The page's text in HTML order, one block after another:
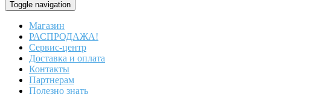
Toggle navigation
Магазин
РАСПРОДАЖА!
Сервис-центр
Доставка и оплата
Контакты
Партнерам
Полезно знать